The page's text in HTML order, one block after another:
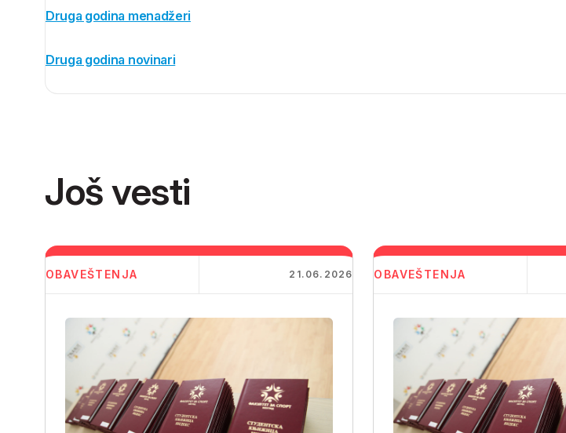
Druga godina menadžeri
Druga godina novinari
Još vesti
OBAVEŠTENJA 21.06.2026 OBAVEŠTENJA